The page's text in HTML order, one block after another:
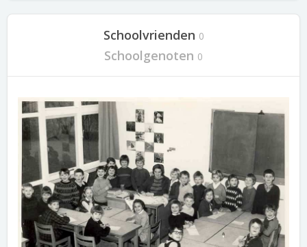
Schoolvrienden 0
Schoolgenoten 0